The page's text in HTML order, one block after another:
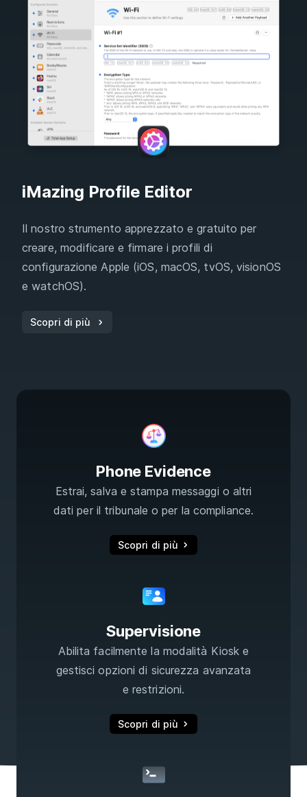
iMazing Profile Editor
Il nostro strumento apprezzato e gratuito per
creare, modificare e firmare i profili di
configurazione Apple (iOS, macOS, tvOS, visionOS
e watchOS).
Scopri di più
Phone Evidence
Estrai, salva e stampa messaggi o altri
dati per il tribunale o per la compliance.
Scopri di più
Supervisione
Abilita facilmente la modalità Kiosk e
gestisci opzioni di sicurezza avanzata
e restrizioni.
Scopri di più